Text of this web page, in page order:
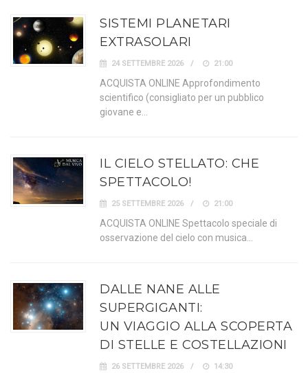
SISTEMI PLANETARI
EXTRASOLARI
24 SETTEMBRE 2026 21:00
ACQUISTA ONLINE Approfondimento
scientifico (consigliato per un pubblico
giovane e…
IL CIELO STELLATO: CHE
SPETTACOLO!
25 SETTEMBRE 2026 21:00
ACQUISTA ONLINE Spettacolo speciale di
osservazione del cielo con musica…
DALLE NANE ALLE
SUPERGIGANTI:
UN VIAGGIO ALLA SCOPERTA
DI STELLE E COSTELLAZIONI
26 SETTEMBRE 2026 14:30